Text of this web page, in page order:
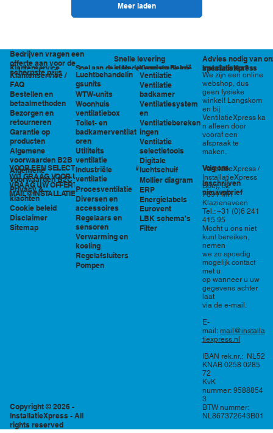
Meer laden
Klantenservice
Klantenservice /
FAQ
Bestellen en
betaalmethoden
Bezorgen en
retourneren
Garantie op
producten
Algemene
voorwaarden B2B
Algemene
voorwaarden B2C
Privacy &
klachten
Cookie beleid
Disclaimer
Sitemap
VOOR EEN SELECTIE EN PRIJSOPGAVE STAAN
WIJ GRAAG VOOR U KLAAR!
VRAAG UW OFFERTE AAN VIA
MAIL@INSTALLATIEXPRESS.NL
Copyright © 2026 -
InstallatieXpress - All
rights reserved
Bedrijven vragen een
offerte aan voor de
scherpste prijs
Snelle levering
in Nederland en België
Advies nodig van
specialisten?
Snel aan de slag
Luchtbehandelin
gsunits
WTW-units
Woonhuis
ventilatiebox
Toilet- en
badkamerventilat
oren
Utiliteits
ventilatie
Industriële
ventilatie
Procesventilatie
Diversen en
accessoires
Regelaars en
sensoren
Verwarming en
koeling
Regelafsluiters
Pompen
Kennisbank en
tools
Ventilatie
Ventilatie
badkamer
Ventilatiesystem
en
Ventilatiebereken
ingen
Ventilatie
selectietools
Digitale
luchtschuif
Mollier diagram
ERP
Energielabels
Eurovent
LBK schema's
Filter
We zijn een online
webshop, dus
geen fysieke
winkel! Langskom
en bij
VentilatieXpress ka
n alleen door
vooraf een
afspraak te
maken.
VentilatieXpress /
InstallatieXpress
Boeg 32
7891 MR
Klazienaveen
Tel.: +31 (0)6 241
415 95
Mocht u ons niet
kunt bereiken,
nemen
we zo spoedig
mogelijk contact
met u
op wanneer u uw
gegevens achter
laat
via de e-mail.
E-
mail: mail@installa
tiexpress.nl
IBAN rek.nr.: NL52
KNAB 0258 0285
72
KvK
nummer: 9588854
3
BTW nummer:
NL867372643B01
InstallatieXpress
Volg ons
Inschrijven
nieuwsbrief